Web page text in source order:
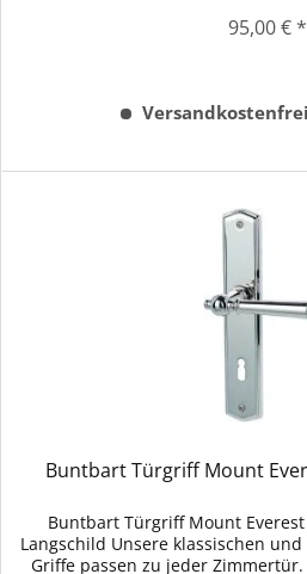
95,00 € *
Buntbart Türgriff Mount
Buntbart Türgriff Mount
Langschild Unsere klassischen
Griffe passen zu jeder